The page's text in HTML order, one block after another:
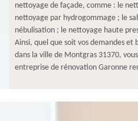
nettoyage de façade, comme : le
nettoyage par hydrogommage ; le
nébulisation ; le nettoyage haute
Ainsi, quel que soit vos demandes et
dans la ville de Montgras 31370,
entreprise de rénovation Garonne